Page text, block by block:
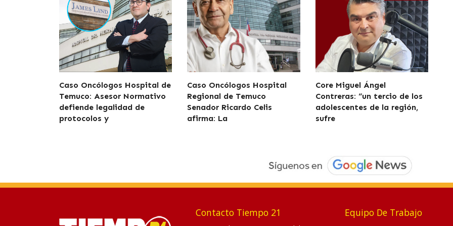
Caso Oncólogos Hospital de
Temuco: Asesor Normativo
defiende legalidad de
protocolos y
Caso Oncólogos Hospital
Regional de Temuco
Senador Ricardo Celis
afirma: La
Core Miguel Ángel
Contreras: “un tercio de los
adolescentes de la región,
sufre
Contacto Tiempo 21 Equipo De Trabajo